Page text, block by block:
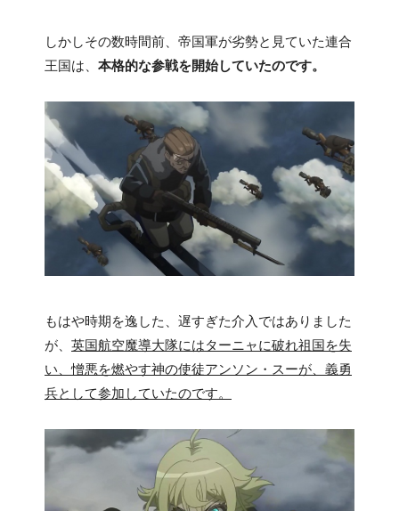
しかしその数時間前、帝国軍が劣勢と見ていた連合
王国は、 本格的な参戦を開始していたのです。
もはや時期を逸した、遅すぎた介入ではありました
が、 英国航空魔導大隊にはターニャに破れ祖国を失
い、憎悪を燃やす神の使徒アンソン・スーが、義勇
兵として参加していたのです。